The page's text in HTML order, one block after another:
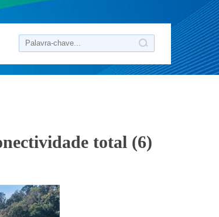
total (6)